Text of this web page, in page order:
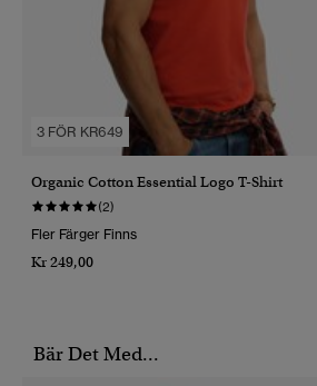
3 FÖR KR649
Organic Cotton Essential Logo T-Shirt
(2)
Fler Färger Finns
Kr 249,00
Bär Det Med...